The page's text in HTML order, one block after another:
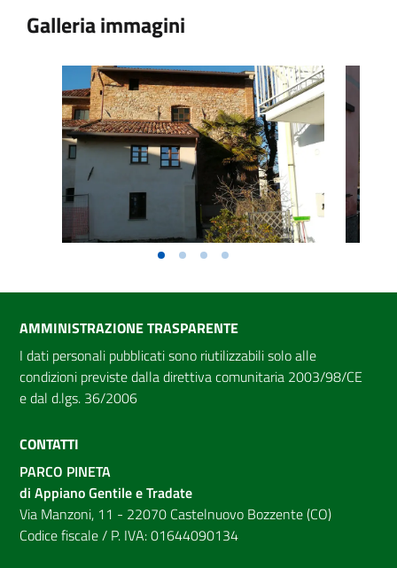
Galleria immagini
AMMINISTRAZIONE TRASPARENTE
I dati personali pubblicati sono riutilizzabili solo alle
condizioni previste dalla direttiva comunitaria 2003/98/CE
e dal d.lgs. 36/2006
CONTATTI
PARCO PINETA
di Appiano Gentile e Tradate
Via Manzoni, 11 - 22070 Castelnuovo Bozzente (CO)
Codice fiscale / P. IVA: 01644090134